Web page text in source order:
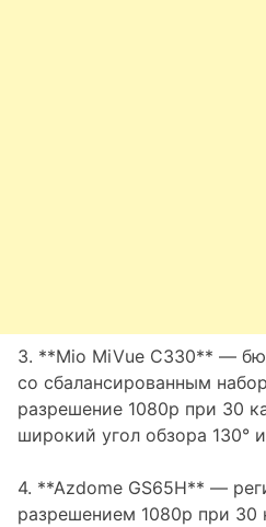
3. **Mio MiVue C330** —
со сбалансированным
разрешение 1080p при 30
широкий угол обзора 130°
4. **Azdome GS65H** —
разрешением 1080p при 30